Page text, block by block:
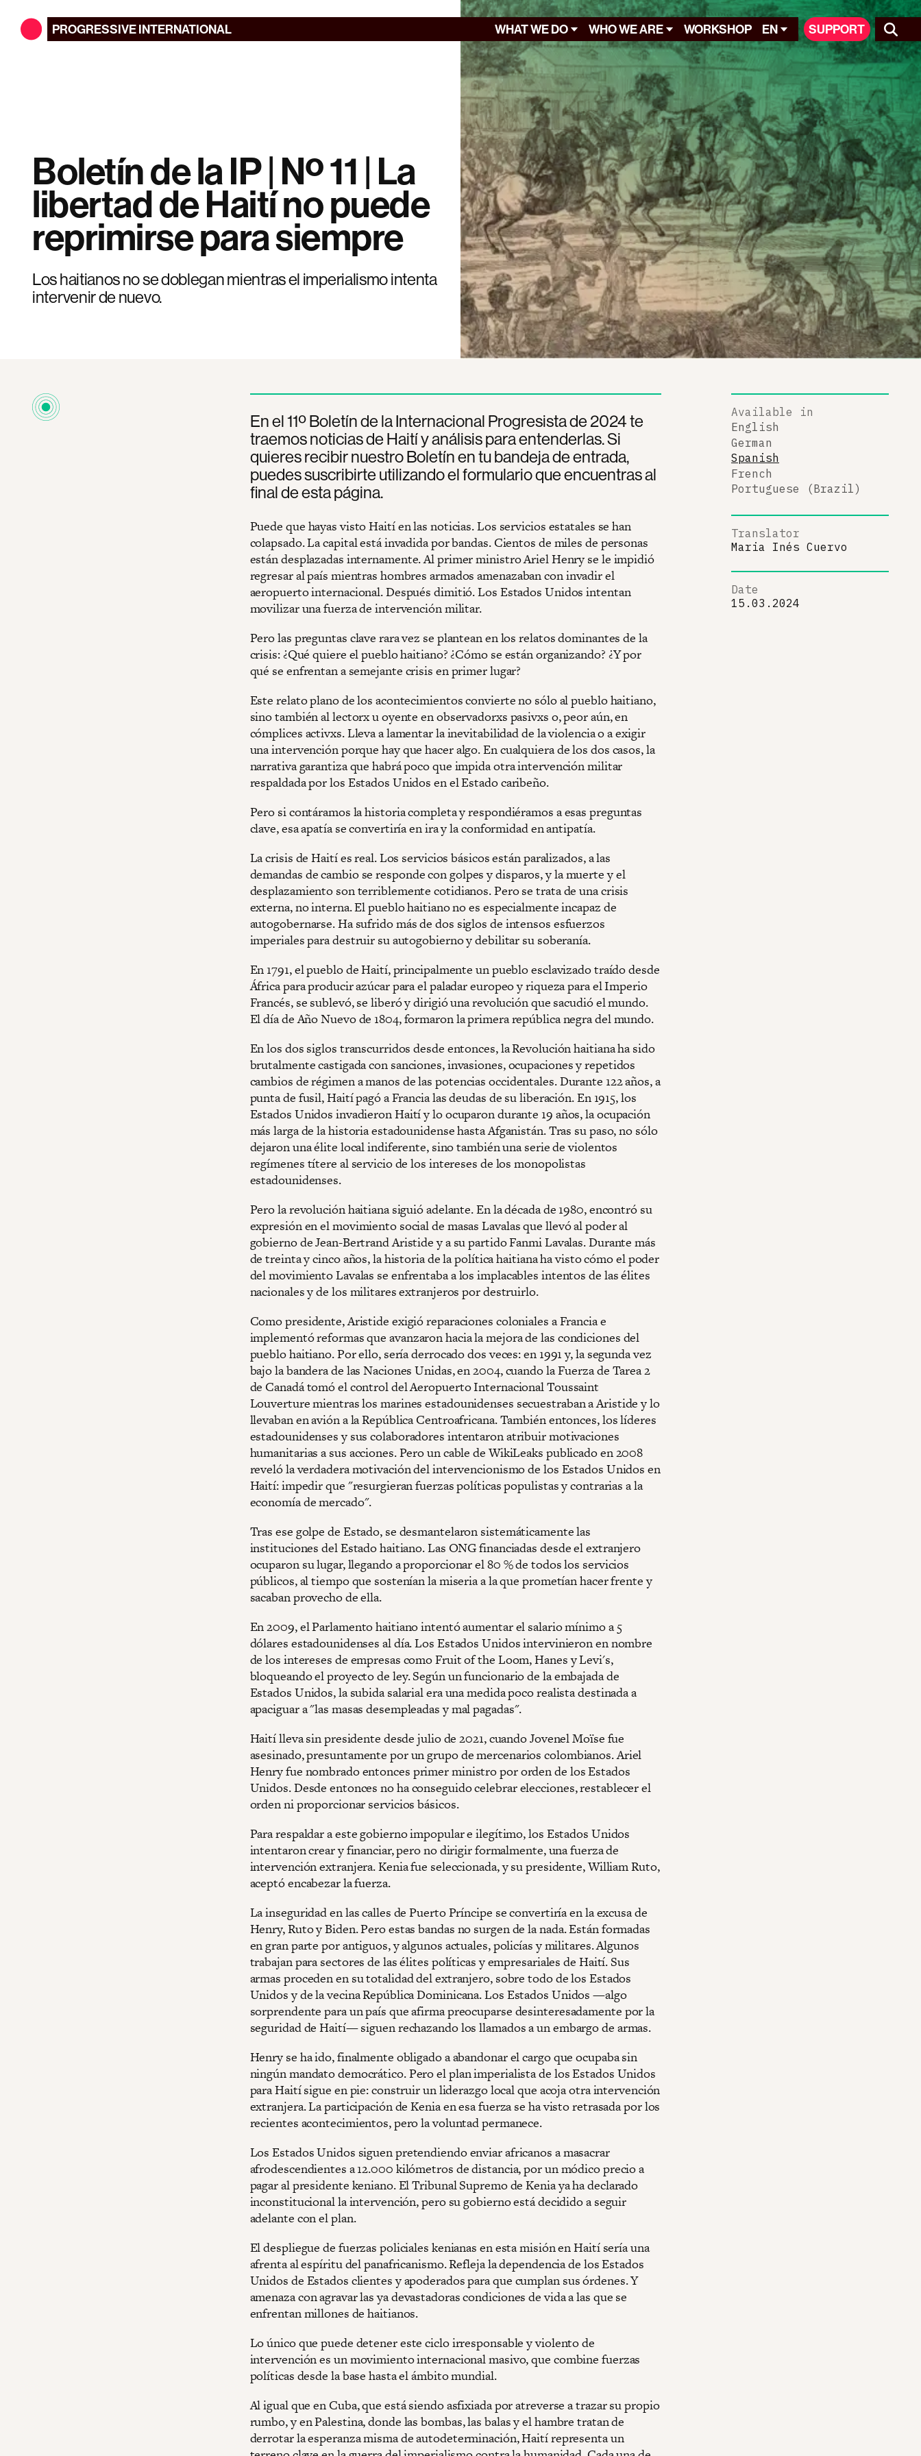
PROGRESSIVEINTERNATIONAL WHAT WE DO WHO WE ARE WORKSHOP EN SUPPORT
Boletín de la IP | Nº 11 | La
libertad de Haití no puede
reprimirse para siempre
Los haitianos no se doblegan mientras el imperialismo intenta
intervenir de nuevo.
En el 11º Boletín de la Internacional Progresista de 2024 te
traemos noticias de Haití y análisis para entenderlas. Si
quieres recibir nuestro Boletín en tu bandeja de entrada,
puedes suscribirte utilizando el formulario que encuentras al
final de esta página.
Puede que hayas visto Haití en las noticias. Los servicios estatales se han
colapsado. La capital está invadida por bandas. Cientos de miles de personas
están desplazadas internamente. Al primer ministro Ariel Henry se le impidió
regresar al país mientras hombres armados amenazaban con invadir el
aeropuerto internacional. Después dimitió. Los Estados Unidos intentan
movilizar una fuerza de intervención militar.
Pero las preguntas clave rara vez se plantean en los relatos dominantes de la
crisis: ¿Qué quiere el pueblo haitiano? ¿Cómo se están organizando? ¿Y por
qué se enfrentan a semejante crisis en primer lugar?
Este relato plano de los acontecimientos convierte no sólo al pueblo haitiano,
sino también al lectorx u oyente en observadorxs pasivxs o, peor aún, en
cómplices activxs. Lleva a lamentar la inevitabilidad de la violencia o a exigir
una intervención porque hay que hacer algo. En cualquiera de los dos casos, la
narrativa garantiza que habrá poco que impida otra intervención militar
respaldada por los Estados Unidos en el Estado caribeño.
Pero si contáramos la historia completa y respondiéramos a esas preguntas
clave, esa apatía se convertiría en ira y la conformidad en antipatía.
La crisis de Haití es real. Los servicios básicos están paralizados, a las
demandas de cambio se responde con golpes y disparos, y la muerte y el
desplazamiento son terriblemente cotidianos. Pero se trata de una crisis
externa, no interna. El pueblo haitiano no es especialmente incapaz de
autogobernarse. Ha sufrido más de dos siglos de intensos esfuerzos
imperiales para destruir su autogobierno y debilitar su soberanía.
En 1791, el pueblo de Haití, principalmente un pueblo esclavizado traído desde
África para producir azúcar para el paladar europeo y riqueza para el Imperio
Francés, se sublevó, se liberó y dirigió una revolución que sacudió el mundo.
El día de Año Nuevo de 1804, formaron la primera república negra del mundo.
En los dos siglos transcurridos desde entonces, la Revolución haitiana ha sido
brutalmente castigada con sanciones, invasiones, ocupaciones y repetidos
cambios de régimen a manos de las potencias occidentales. Durante 122 años, a
punta de fusil, Haití pagó a Francia las deudas de su liberación. En 1915, los
Estados Unidos invadieron Haití y lo ocuparon durante 19 años, la ocupación
más larga de la historia estadounidense hasta Afganistán. Tras su paso, no sólo
dejaron una élite local indiferente, sino también una serie de violentos
regímenes títere al servicio de los intereses de los monopolistas
estadounidenses.
Pero la revolución haitiana siguió adelante. En la década de 1980, encontró su
expresión en el movimiento social de masas Lavalas que llevó al poder al
gobierno de Jean-Bertrand Aristide y a su partido Fanmi Lavalas. Durante más
de treinta y cinco años, la historia de la política haitiana ha visto cómo el poder
del movimiento Lavalas se enfrentaba a los implacables intentos de las élites
nacionales y de los militares extranjeros por destruirlo.
Como presidente, Aristide exigió reparaciones coloniales a Francia e
implementó reformas que avanzaron hacia la mejora de las condiciones del
pueblo haitiano. Por ello, sería derrocado dos veces: en 1991 y, la segunda vez
bajo la bandera de las Naciones Unidas, en 2004, cuando la Fuerza de Tarea 2
de Canadá tomó el control del Aeropuerto Internacional Toussaint
Louverture mientras los marines estadounidenses secuestraban a Aristide y lo
llevaban en avión a la República Centroafricana. También entonces, los líderes
estadounidenses y sus colaboradores intentaron atribuir motivaciones
humanitarias a sus acciones. Pero un cable de WikiLeaks publicado en 2008
reveló la verdadera motivación del intervencionismo de los Estados Unidos en
Haití: impedir que "resurgieran fuerzas políticas populistas y contrarias a la
economía de mercado".
Tras ese golpe de Estado, se desmantelaron sistemáticamente las
instituciones del Estado haitiano. Las ONG financiadas desde el extranjero
ocuparon su lugar, llegando a proporcionar el 80 % de todos los servicios
públicos, al tiempo que sostenían la miseria a la que prometían hacer frente y
sacaban provecho de ella.
En 2009, el Parlamento haitiano intentó aumentar el salario mínimo a 5
dólares estadounidenses al día. Los Estados Unidos intervinieron en nombre
de los intereses de empresas como Fruit of the Loom, Hanes y Levi's,
bloqueando el proyecto de ley. Según un funcionario de la embajada de
Estados Unidos, la subida salarial era una medida poco realista destinada a
apaciguar a "las masas desempleadas y mal pagadas".
Haití lleva sin presidente desde julio de 2021, cuando Jovenel Moïse fue
asesinado, presuntamente por un grupo de mercenarios colombianos. Ariel
Henry fue nombrado entonces primer ministro por orden de los Estados
Unidos. Desde entonces no ha conseguido celebrar elecciones, restablecer el
orden ni proporcionar servicios básicos.
Para respaldar a este gobierno impopular e ilegítimo, los Estados Unidos
intentaron crear y financiar, pero no dirigir formalmente, una fuerza de
intervención extranjera. Kenia fue seleccionada, y su presidente, William Ruto,
aceptó encabezar la fuerza.
La inseguridad en las calles de Puerto Príncipe se convertiría en la excusa de
Henry, Ruto y Biden. Pero estas bandas no surgen de la nada. Están formadas
en gran parte por antiguos, y algunos actuales, policías y militares. Algunos
trabajan para sectores de las élites políticas y empresariales de Haití. Sus
armas proceden en su totalidad del extranjero, sobre todo de los Estados
Unidos y de la vecina República Dominicana. Los Estados Unidos —algo
sorprendente para un país que afirma preocuparse desinteresadamente por la
seguridad de Haití— siguen rechazando los llamados a un embargo de armas.
Henry se ha ido, finalmente obligado a abandonar el cargo que ocupaba sin
ningún mandato democrático. Pero el plan imperialista de los Estados Unidos
para Haití sigue en pie: construir un liderazgo local que acoja otra intervención
extranjera. La participación de Kenia en esa fuerza se ha visto retrasada por los
recientes acontecimientos, pero la voluntad permanece.
Los Estados Unidos siguen pretendiendo enviar africanos a masacrar
afrodescendientes a 12.000 kilómetros de distancia, por un módico precio a
pagar al presidente keniano. El Tribunal Supremo de Kenia ya ha declarado
inconstitucional la intervención, pero su gobierno está decidido a seguir
adelante con el plan.
El despliegue de fuerzas policiales kenianas en esta misión en Haití sería una
afrenta al espíritu del panafricanismo. Refleja la dependencia de los Estados
Unidos de Estados clientes y apoderados para que cumplan sus órdenes. Y
amenaza con agravar las ya devastadoras condiciones de vida a las que se
enfrentan millones de haitianos.
Lo único que puede detener este ciclo irresponsable y violento de
intervención es un movimiento internacional masivo, que combine fuerzas
políticas desde la base hasta el ámbito mundial.
Al igual que en Cuba, que está siendo asfixiada por atreverse a trazar su propio
rumbo, y en Palestina, donde las bombas, las balas y el hambre tratan de
derrotar la esperanza misma de autodeterminación, Haití representa un
Available in
English
German
Spanish
French
Portuguese (Brazil)
Translator
Maria Inés Cuervo
Date
15.03.2024